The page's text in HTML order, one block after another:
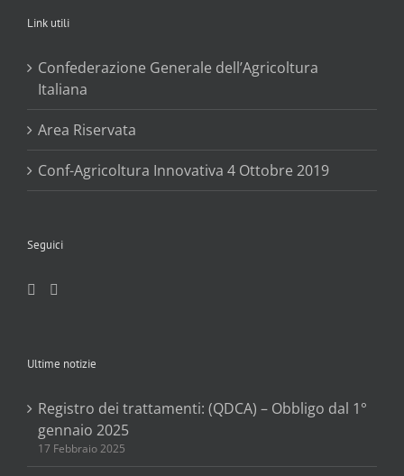
Link utili
Confederazione Generale dell’Agricoltura
Italiana
Area Riservata
Conf-Agricoltura Innovativa 4 Ottobre 2019
Seguici
Ultime notizie
Registro dei trattamenti: (QDCA) – Obbligo dal 1°
gennaio 2025
17 Febbraio 2025